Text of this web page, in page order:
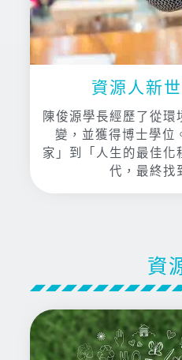
資源人新
陳俊源學長經歷了從環
變，並獲得博士學位
家」到「人生的最佳化
代，最終找
資